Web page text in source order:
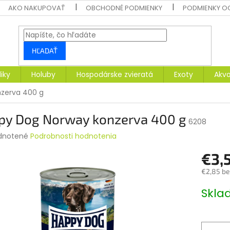
AKO NAKUPOVAŤ OBCHODNÉ PODMIENKY PODMIENKY
HĽADAŤ
Holuby Hospodárske zvieratá Exoty
400 g
Dog Norway konzerva 400 g 6208
Podrobnosti hodnotenia
€2,85
cena: